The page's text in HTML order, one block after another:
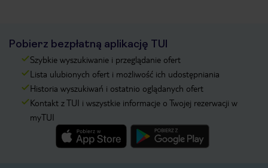
Pobierz bezpłatną aplikację TUI
Szybkie wyszukiwanie i przeglądanie ofert
Lista ulubionych ofert i możliwość ich udostępniania
Historia wyszukiwań i ostatnio oglądanych ofert
Kontakt z TUI i wszystkie informacje o Twojej rezerwacji w
myTUI